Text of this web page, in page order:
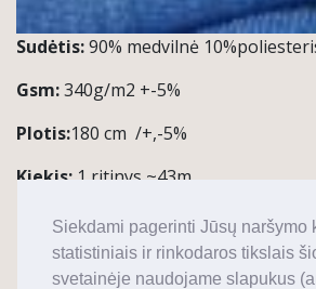
Siekdami pagerinti Jūsų naršymo
statistiniais ir rinkodaros tikslais
svetainėje naudojame slapukus
Sudėtis:90% medvilnė
Gsm:340g/m2 +-5%
Plotis:180 cm /+,-5%
Kiekis: 1 ritinys ~43m
Pastabos / Taikymas: